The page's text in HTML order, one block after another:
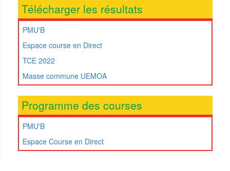
Télécharger les résultats
PMU'B
Espace course en Direct
TCE 2022
Masse commune UEMOA
Programme des courses
PMU'B
Espace Course en Direct